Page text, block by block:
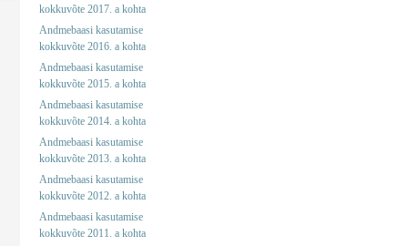
kokkuvõte 2017. a kohta
Andmebaasi kasutamise
kokkuvõte 2016. a kohta
Andmebaasi kasutamise
kokkuvõte 2015. a kohta
Andmebaasi kasutamise
kokkuvõte 2014. a kohta
Andmebaasi kasutamise
kokkuvõte 2013. a kohta
Andmebaasi kasutamise
kokkuvõte 2012. a kohta
Andmebaasi kasutamise
kokkuvõte 2011. a kohta